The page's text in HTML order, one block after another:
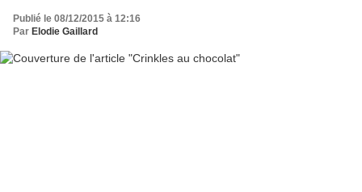
Publié le 08/12/2015 à 12:16
Par Elodie Gaillard